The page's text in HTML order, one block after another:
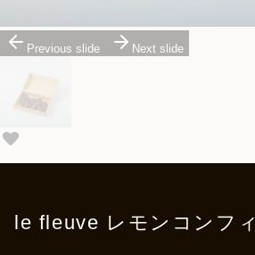
Previous slide Next slide
le fleuve レモンコンフィ